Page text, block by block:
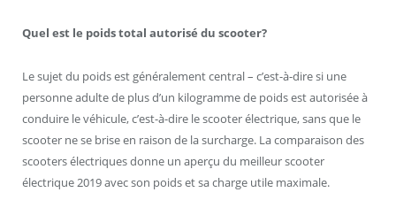
Quel est le poids total autorisé du scooter?
Le sujet du poids est généralement central – c’est-à-dire si une
personne adulte de plus d’un kilogramme de poids est autorisée à
conduire le véhicule, c’est-à-dire le scooter électrique, sans que le
scooter ne se brise en raison de la surcharge. La comparaison des
scooters électriques donne un aperçu du meilleur scooter
électrique 2019 avec son poids et sa charge utile maximale.